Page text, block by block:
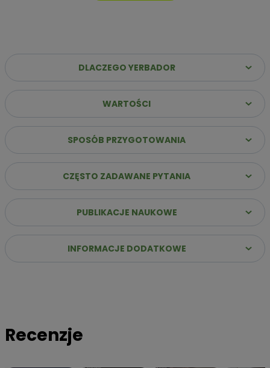
Dlaczego warto wybrać Yerbador Premium?
✔️ Najwyższa jakość suszu– Same liście (sin palo)
poddane starannemu procesowi leżakowania, co
gwarantuje szlachetny i głęboki profil smakowy.
✔️
Stabilna energia bez „zjazdu” – Naturalna kofeina
uwalnia się stopniowo, zapewniając jasność umysłu i siłę do
działania przez wiele godzin.
✔️ Innowacja: Suszenie powietrzem– Nasz susz
przygotowujemy bez użycia dymu i ognia, dzięki czemu jest
łagodny dla żołądka i pozbawiony goryczy.
gwarantuje, że yerba zachowa 100% aromatu i świeżości od
pierwszego do ostatniego otwarcia.
DLACZEGO YERBADOR
WARTOŚCI
SPOSÓB PRZYGOTOWANIA
CZĘSTO ZADAWANE PYTANIA
PUBLIKACJE NAUKOWE
INFORMACJE DODATKOWE
Recenzje